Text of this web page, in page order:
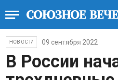
НОВОСТИ 09 сентября 2022
В России